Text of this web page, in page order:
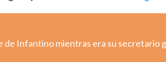
de Infantino mientras era su secretario